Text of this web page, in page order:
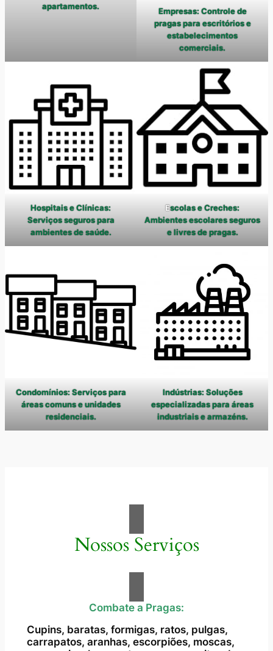
apartamentos.
Empresas: Controle de
pragas para escritórios e
estabelecimentos
comerciais.
Hospitais e Clínicas:
Serviços seguros para
ambientes de saúde.
Escolas e Creches:
Ambientes escolares seguros
e livres de pragas.
Condomínios: Serviços para
áreas comuns e unidades
residenciais.
Indústrias: Soluções
especializadas para áreas
industriais e armazéns.
Nossos Serviços
Combate a Pragas:
Cupins, baratas, formigas, ratos, pulgas,
carrapatos, aranhas, escorpiões, moscas,